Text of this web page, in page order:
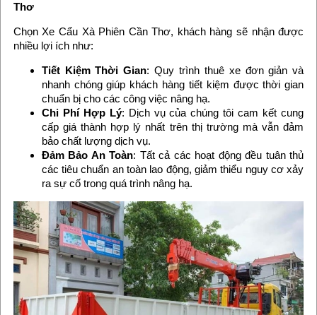
Thơ
Chọn Xe Cẩu Xà Phiên Cần Thơ, khách hàng sẽ nhận được
nhiều lợi ích như:
Tiết Kiệm Thời Gian: Quy trình thuê xe đơn giản và
nhanh chóng giúp khách hàng tiết kiệm được thời gian
chuẩn bị cho các công việc nâng hạ.
Chi Phí Hợp Lý: Dịch vụ của chúng tôi cam kết cung
cấp giá thành hợp lý nhất trên thị trường mà vẫn đảm
bảo chất lượng dịch vụ.
Đảm Bảo An Toàn: Tất cả các hoạt động đều tuân thủ
các tiêu chuẩn an toàn lao động, giảm thiểu nguy cơ xảy
ra sự cố trong quá trình nâng hạ.